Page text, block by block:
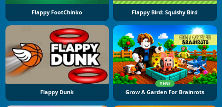
Flappy FootChinko Flappy Bird: Squishy Bird
Flappy Dunk
YENI
Grow A Garden For Brainrots